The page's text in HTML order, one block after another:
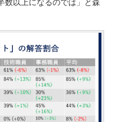
数以上になるのでは」と森